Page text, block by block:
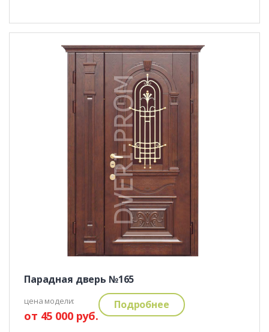
Парадная дверь №165
цена модели:
от 45 000 руб.
Подробнее